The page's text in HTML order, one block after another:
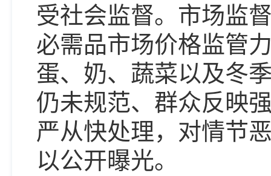
受社会监督。市场监
必需品市场价格监管
蛋、奶、蔬菜以及冬
仍未规范、群众反映
严从快处理，对情节
以公开曝光。